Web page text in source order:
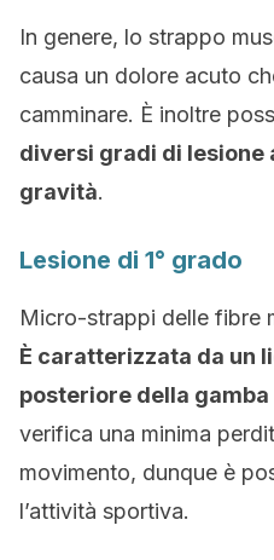
In genere, lo strappo
causa un dolore acuto
camminare. È inoltre
diversi gradi di lesione
gravità.
Lesione di 1° grado
Micro-strappi delle fibre
È caratterizzata da un
posteriore della gamba
verifica una minima
movimento, dunque è
l’attività sportiva.